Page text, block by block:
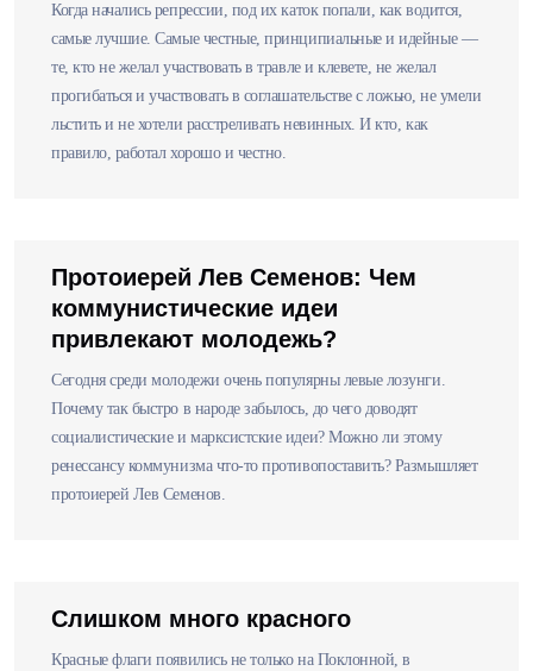
Когда начались репрессии, под их каток попали, как водится,
самые лучшие. Самые честные, принципиальные и идейные —
те, кто не желал участвовать в травле и клевете, не желал
прогибаться и участвовать в соглашательстве с ложью, не умели
льстить и не хотели расстреливать невинных. И кто, как
правило, работал хорошо и честно.
Протоиерей Лев Семенов: Чем
коммунистические идеи
привлекают молодежь?
Сегодня среди молодежи очень популярны левые лозунги.
Почему так быстро в народе забылось, до чего доводят
социалистические и марксистские идеи? Можно ли этому
ренессансу коммунизма что-то противопоставить? Размышляет
протоиерей Лев Семенов.
Слишком много красного
Красные флаги появились не только на Поклонной, в